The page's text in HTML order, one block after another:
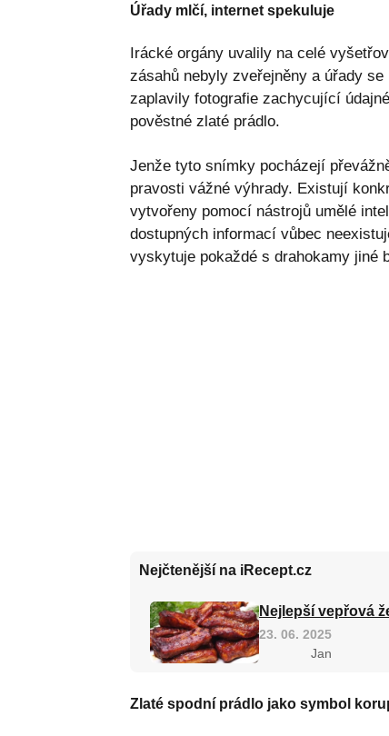
Úřady mlčí, internet spekuluje
Irácké orgány uvalily na celé
zásahů nebyly zveřejněny a úřady
zaplavily fotografie zachycující
pověstné zlaté prádlo.
Jenže tyto snímky pocházejí
pravosti vážné výhrady. Existují
vytvořeny pomocí nástrojů umělé
dostupných informací vůbec
vyskytuje pokaždé s drahokamy jiné
Nejčtenější na iRecept.cz
Nejlepší vepřová
23. 06. 2025
Jan
Zlaté spodní prádlo jako symbol